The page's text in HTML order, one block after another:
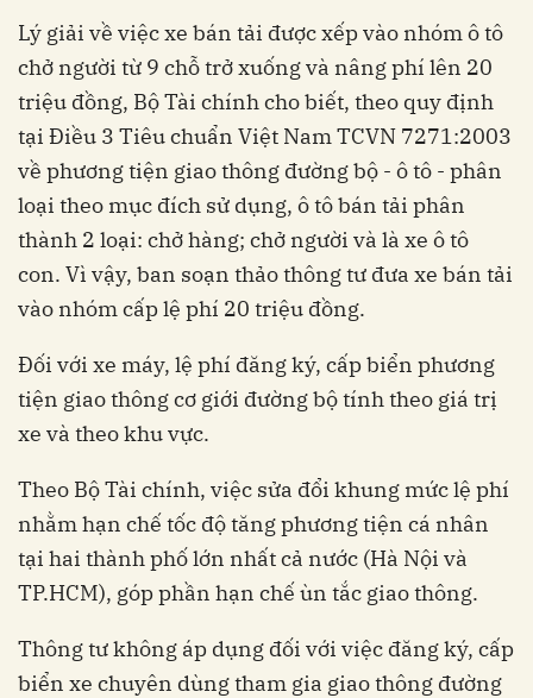
Lý giải về việc xe bán tải được xếp vào nhóm ô tô
chở người từ 9 chỗ trở xuống và nâng phí lên 20
triệu đồng, Bộ Tài chính cho biết, theo quy định
tại Điều 3 Tiêu chuẩn Việt Nam TCVN 7271:2003
về phương tiện giao thông đường bộ - ô tô - phân
loại theo mục đích sử dụng, ô tô bán tải phân
thành 2 loại: chở hàng; chở người và là xe ô tô
con. Vì vậy, ban soạn thảo thông tư đưa xe bán tải
vào nhóm cấp lệ phí 20 triệu đồng.
Đối với xe máy, lệ phí đăng ký, cấp biển phương
tiện giao thông cơ giới đường bộ tính theo giá trị
xe và theo khu vực.
Theo Bộ Tài chính, việc sửa đổi khung mức lệ phí
nhằm hạn chế tốc độ tăng phương tiện cá nhân
tại hai thành phố lớn nhất cả nước (Hà Nội và
TP.HCM), góp phần hạn chế ùn tắc giao thông.
Thông tư không áp dụng đối với việc đăng ký, cấp
biển xe chuyên dùng tham gia giao thông đường